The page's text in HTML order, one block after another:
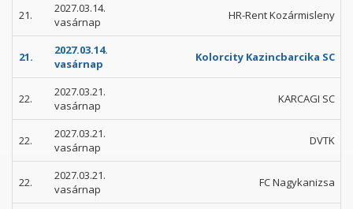
21.
2027.03.14.
vasárnap
HR-Rent Kozármisleny
21.
2027.03.14.
vasárnap
Kolorcity Kazincbarcika SC
22.
2027.03.21.
vasárnap
KARCAGI SC
22.
2027.03.21.
vasárnap
DVTK
22.
2027.03.21.
vasárnap
FC Nagykanizsa